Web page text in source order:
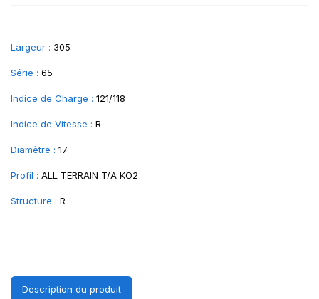
Largeur : 305
Série : 65
Indice de Charge : 121/118
Indice de Vitesse : R
Diamètre : 17
Profil : ALL TERRAIN T/A KO2
Structure : R
Description du produit